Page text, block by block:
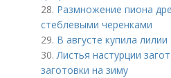
28. Размножение пиона
стеблевыми черенками
29. В августе купила
30.Листья настурции
заготовки на зиму